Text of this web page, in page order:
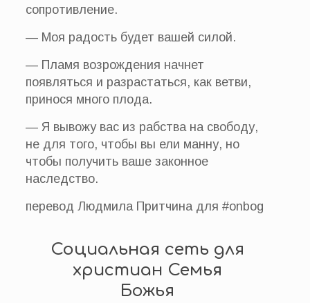
сопротивление.
— Моя радость будет вашей силой.
— Пламя возрождения начнет
появляться и разрастаться, как ветви,
принося много плода.
— Я вывожу вас из рабства на свободу,
не для того, чтобы вы ели манну, но
чтобы получить ваше законное
наследство.
перевод Людмила Притчина для #onbog
Социальная сеть для
христиан Семья
Божья